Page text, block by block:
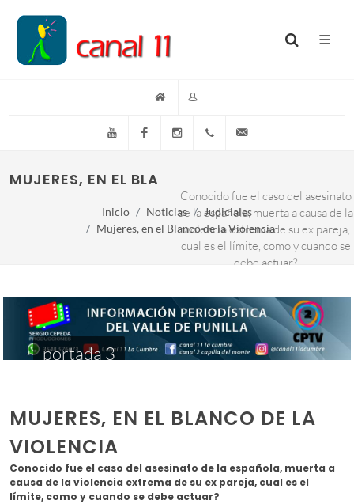
YouTube FacebookInstagram(+54)(9)3548-576073
MUJERES, EN EL BLANCO DE LA VIOLENCIA
Conocido fue el caso del asesinato
de la española, muerta a causa de la
violencia extrema de su ex pareja,
cual es el límite, como y cuando se
debe actuar?
Inicio Noticias
Judiciales
Mujeres, en el Blanco de la Violencia
portada 3
MUJERES, EN EL BLANCO DE LA
VIOLENCIA
Conocido fue el caso del asesinato de la española, muerta a
causa de la violencia extrema de su ex pareja, cual es el
límite, como y cuando se debe actuar?